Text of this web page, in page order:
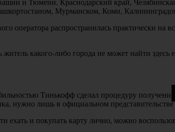
и Тюмени. Краснодарский край,
Мурманском, Коми,
оператора распространилась практически
какого-либо города не может найти
Тинькофф сделал процедуру
нужно лишь в официальном
ехать и покупать карту лично, можно